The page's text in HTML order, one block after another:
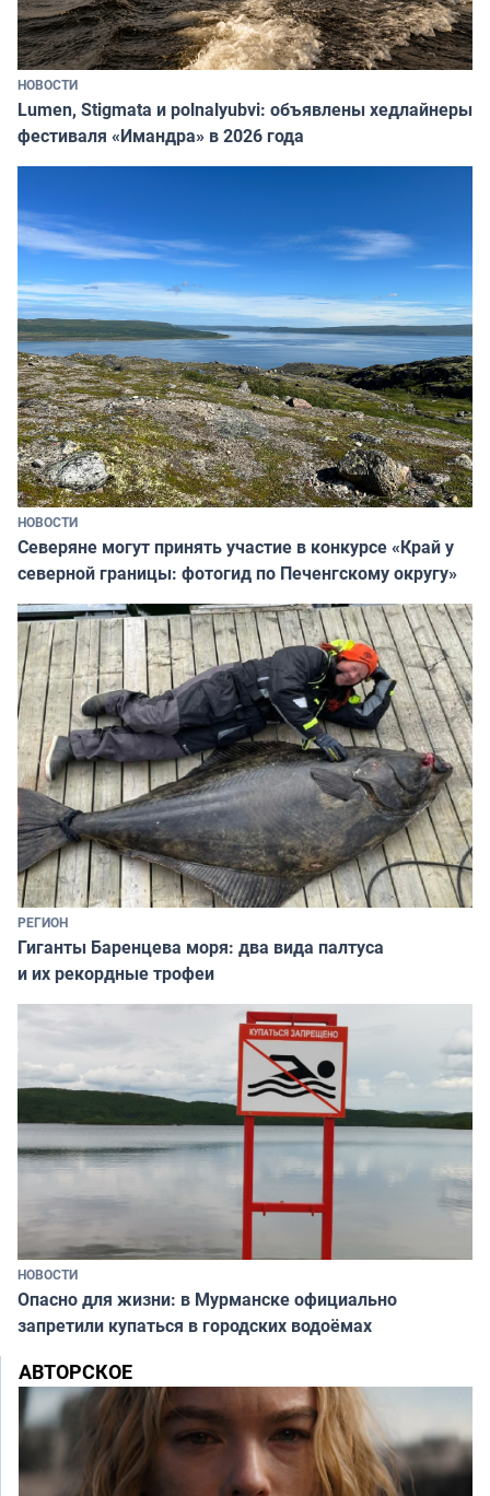
НОВОСТИ
Lumen, Stigmata и polnalyubvi: объявлены хедлайнеры
фестиваля «Имандра» в 2026 года
НОВОСТИ
Северяне могут принять участие в конкурсе «Край у
северной границы: фотогид по Печенгскому округу»
РЕГИОН
Гиганты Баренцева моря: два вида палтуса
и их рекордные трофеи
НОВОСТИ
Опасно для жизни: в Мурманске официально
запретили купаться в городских водоёмах
АВТОРСКОЕ